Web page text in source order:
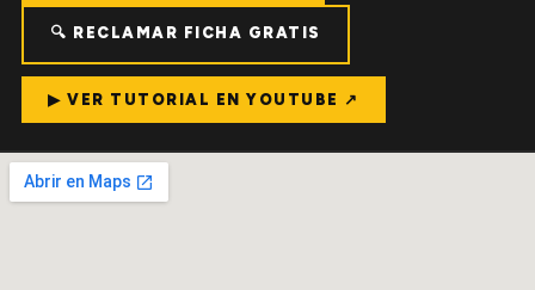
🔍 RECLAMAR FICHA GRATIS
▶ VER TUTORIAL EN YOUTUBE ↗